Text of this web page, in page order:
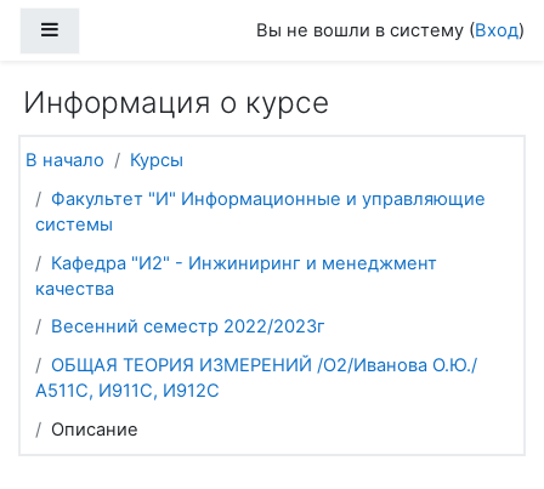
Вы не вошли в систему (Вход)
Информация о курсе
В начало
Курсы
Факультет "И" Информационные и управляющие
системы
Кафедра "И2" - Инжиниринг и менеджмент
качества
Весенний семестр 2022/2023г
ОБЩАЯ ТЕОРИЯ ИЗМЕРЕНИЙ /О2/Иванова О.Ю./
А511С, И911С, И912С
Описание